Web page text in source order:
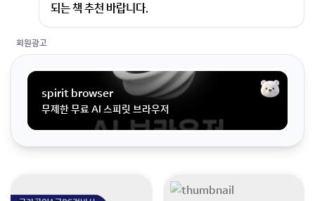
되는 책 추천 바랍니다.
회원광고
spirit browser
무제한 무료 AI 스피릿 브라우저